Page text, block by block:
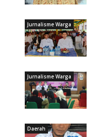
Jurnalisme Warga
Jurnalisme Warga
Daerah